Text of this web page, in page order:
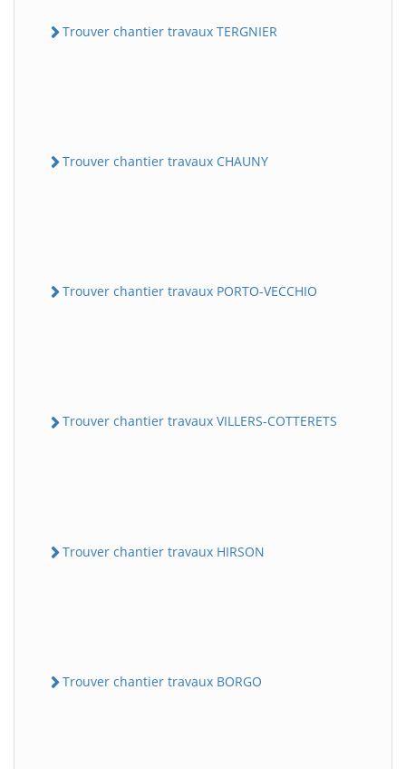
Trouver chantier travaux TERGNIER
Trouver chantier travaux CHAUNY
Trouver chantier travaux PORTO-VECCHIO
Trouver chantier travaux VILLERS-COTTERETS
Trouver chantier travaux HIRSON
Trouver chantier travaux BORGO